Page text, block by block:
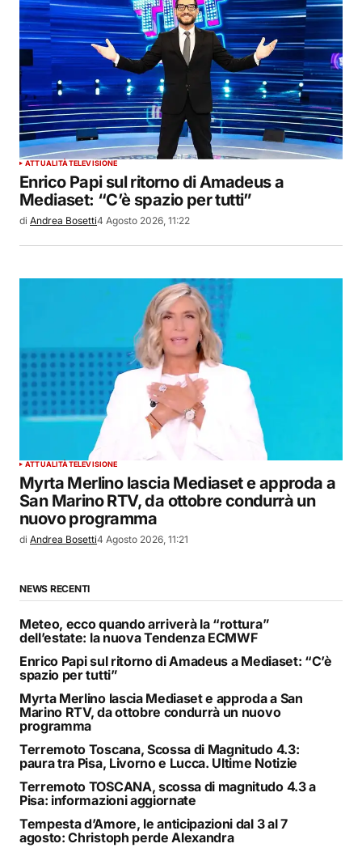
ATTUALITÀTELEVISIONE
Enrico Papi sul ritorno di Amadeus a
Mediaset: “C’è spazio per tutti”
di Andrea Bosetti4 Agosto 2026, 11:22
ATTUALITÀTELEVISIONE
Myrta Merlino lascia Mediaset e approda a
San Marino RTV, da ottobre condurrà un
nuovo programma
di Andrea Bosetti4 Agosto 2026, 11:21
NEWS RECENTI
Meteo, ecco quando arriverà la “rottura”
dell’estate: la nuova Tendenza ECMWF
Enrico Papi sul ritorno di Amadeus a Mediaset: “C’è
spazio per tutti”
Myrta Merlino lascia Mediaset e approda a San
Marino RTV, da ottobre condurrà un nuovo
programma
Terremoto Toscana, Scossa di Magnitudo 4.3:
paura tra Pisa, Livorno e Lucca. Ultime Notizie
Terremoto TOSCANA, scossa di magnitudo 4.3 a
Pisa: informazioni aggiornate
Tempesta d’Amore, le anticipazioni dal 3 al 7
agosto: Christoph perde Alexandra